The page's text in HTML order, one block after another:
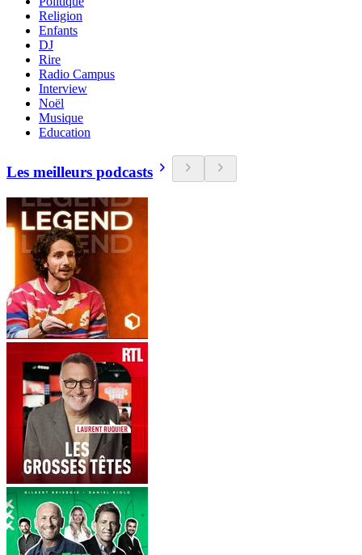
Religion
Enfants
DJ
Rire
Radio Campus
Interview
Noël
Musique
Education
Les meilleurs podcasts